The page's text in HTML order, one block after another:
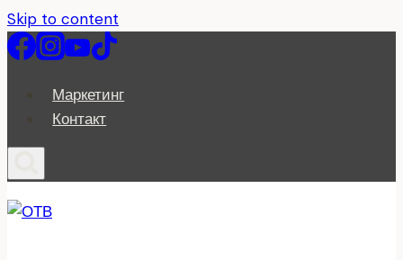
Skip to content
Маркетинг
Контакт